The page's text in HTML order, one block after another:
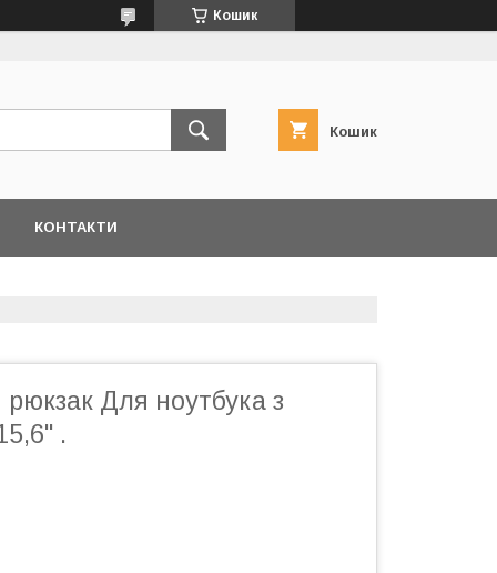
Кошик
Кошик
КОНТАКТИ
Для ноутбука з
.